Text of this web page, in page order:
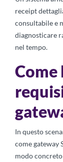
receipt
consultabile e
diagnosticare
nel tempo.
Come
In questo
come gateway
modo